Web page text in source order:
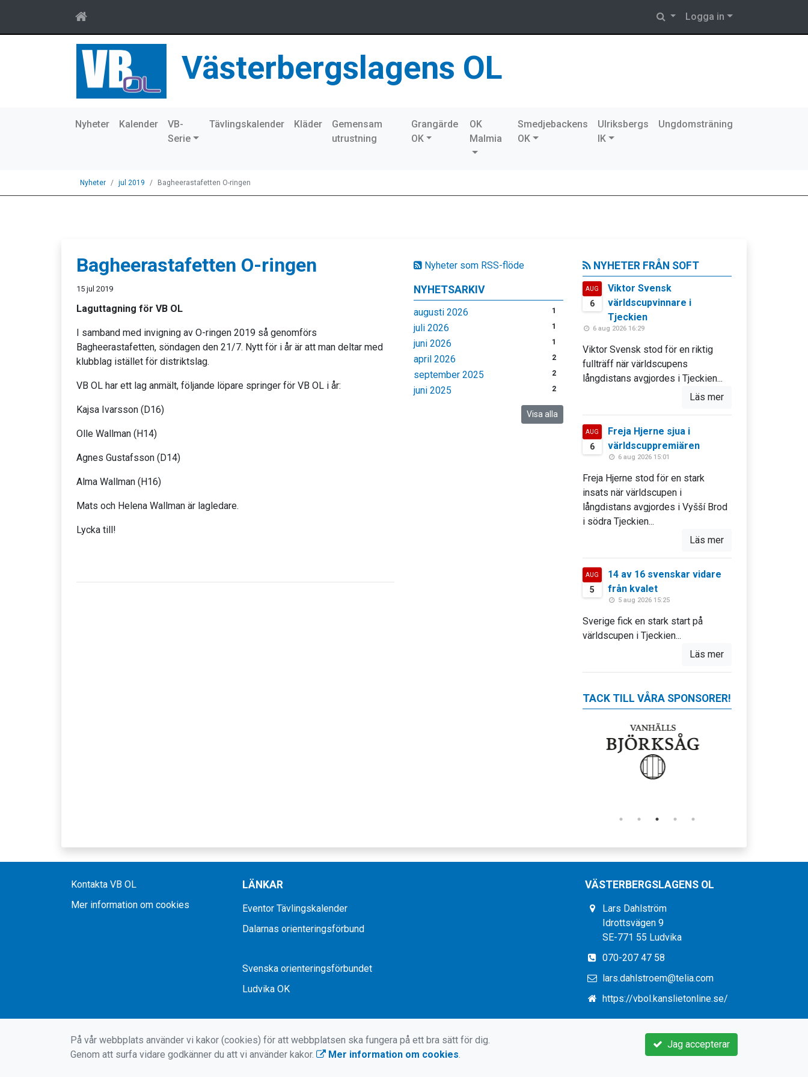
Logga in
Västerbergslagens OL
Nyheter Kalender
VB-
Serie
Tävlingskalender Kläder
Gemensam
utrustning
Grangärde
OK
OK
Malmia
Smedjebackens
OK
Ulriksbergs
IK
Ungdomsträning
Nyheter jul 2019 Bagheerastafetten O-ringen
Nyheter som RSS-flöde
NYHETSARKIV
augusti 2026 1
juli 2026 1
juni 2026 1
april 2026 2
september 2025 2
juni 2025 2
Visa alla
Bagheerastafetten O-ringen
15 jul 2019
Laguttagning för VB OL
I samband med invigning av O-ringen 2019 så genomförs
Bagheerastafetten, söndagen den 21/7. Nytt för i år är att man deltar med
klubblag istället för distriktslag.
VB OL har ett lag anmält, följande löpare springer för VB OL i år:
Kajsa Ivarsson (D16)
Olle Wallman (H14)
Agnes Gustafsson (D14)
Alma Wallman (H16)
Mats och Helena Wallman är lagledare.
Lycka till!
NYHETER FRÅN SOFT
AUG
6
Viktor Svensk
världscupvinnare i
Tjeckien
6 aug 2026 16:29
Viktor Svensk stod för en riktig
fullträff när världscupens
långdistans avgjordes i Tjeckien...
Läs mer
AUG
6
Freja Hjerne sjua i
världscuppremiären
6 aug 2026 15:01
Freja Hjerne stod för en stark
insats när världscupen i
långdistans avgjordes i Vyšší Brod
i södra Tjeckien...
Läs mer
AUG
5
14 av 16 svenskar vidare
från kvalet
5 aug 2026 15:25
Sverige fick en stark start på
världscupen i Tjeckien...
Läs mer
TACK TILL VÅRA SPONSORER!
Kontakta VB OL
Mer information om cookies
LÄNKAR
Eventor Tävlingskalender
Dalarnas orienteringsförbund
Svenska orienteringsförbundet
Ludvika OK
VÄSTERBERGSLAGENS OL
Lars Dahlström
Idrottsvägen 9
SE-771 55 Ludvika
070-207 47 58
lars.dahlstroem@telia.com
https://vbol.kanslietonline.se/
Jag accepterar
På vår webbplats använder vi kakor (cookies) för att webbplatsen ska fungera på ett bra sätt för dig.
Genom att surfa vidare godkänner du att vi använder kakor.
Mer information om cookies.